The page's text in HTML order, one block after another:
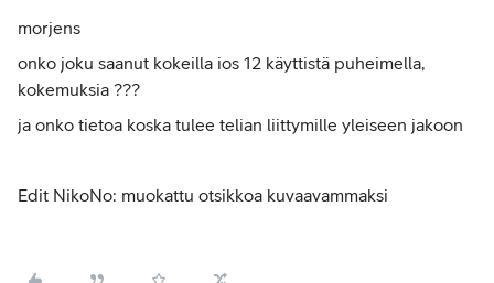
morjens
onko joku saanut kokeilla ios 12 käyttistä puheimella,
kokemuksia ???
ja onko tietoa koska tulee telian liittymille yleiseen jakoon
Edit NikoNo: muokattu otsikkoa kuvaavammaksi